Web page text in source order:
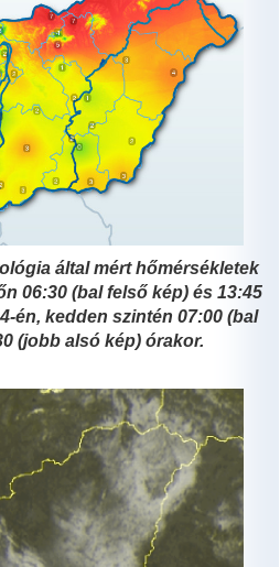
által mért hőmérsékletek
06:30 (bal felső kép) és 13:45
én, kedden szintén 07:00 (bal
(jobb alsó kép) órakor.